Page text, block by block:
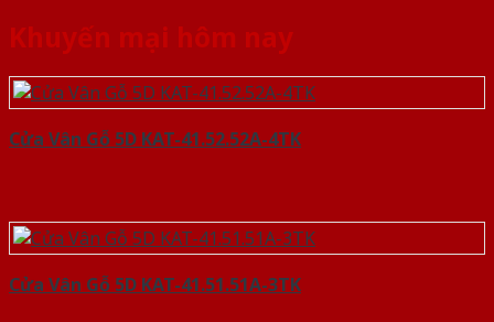
Khuyến mại hôm nay
Cửa Vân Gỗ 5D KAT-41.52.52A-4TK
Cửa Vân Gỗ 5D KAT-41.51.51A-3TK